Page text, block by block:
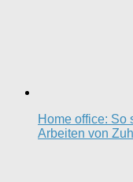
Home office: So
Arbeiten von